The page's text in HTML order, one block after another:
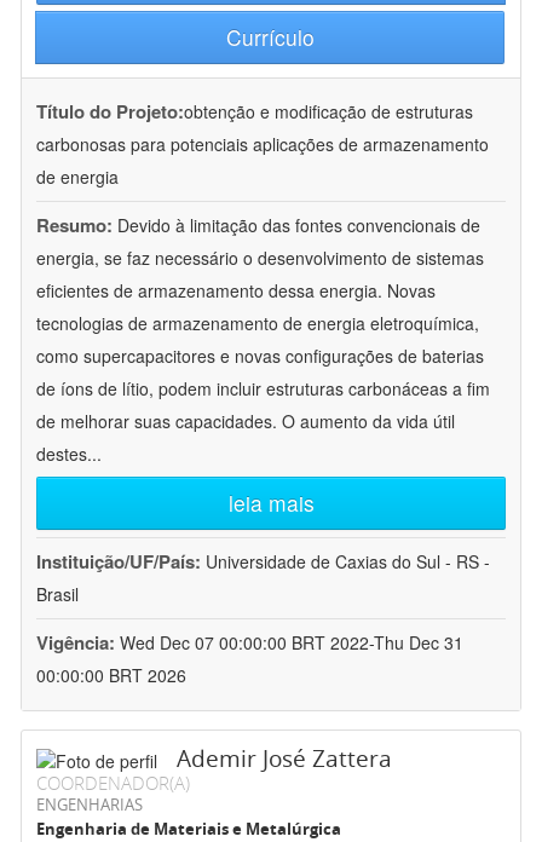
Currículo
Título do Projeto:obtenção e modificação de estruturas
carbonosas para potenciais aplicações de armazenamento
de energia
Resumo: Devido à limitação das fontes convencionais de
energia, se faz necessário o desenvolvimento de sistemas
eficientes de armazenamento dessa energia. Novas
tecnologias de armazenamento de energia eletroquímica,
como supercapacitores e novas configurações de baterias
de íons de lítio, podem incluir estruturas carbonáceas a fim
de melhorar suas capacidades. O aumento da vida útil
destes...
leia mais
Instituição/UF/País: Universidade de Caxias do Sul - RS -
Brasil
Vigência: Wed Dec 07 00:00:00 BRT 2022-Thu Dec 31
00:00:00 BRT 2026
Ademir José Zattera
COORDENADOR(A)
ENGENHARIAS
Engenharia de Materiais e Metalúrgica